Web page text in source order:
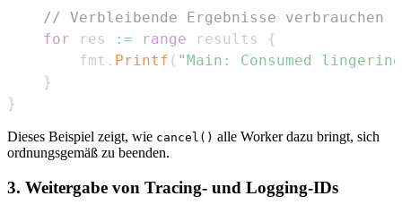
// Verbleibende Ergebnisse verbrauchen
for res := range results
{
		fmt
. Printf ( "Main: Consumed
}
}
Dieses Beispiel zeigt, wie cancel() alle Worker dazu bringt, sich
ordnungsgemäß zu beenden.
3. Weitergabe von Tracing- und Logging-IDs